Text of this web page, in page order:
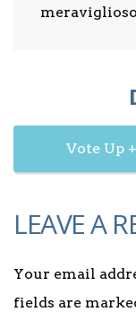
LEAVE A
Your email
fields are